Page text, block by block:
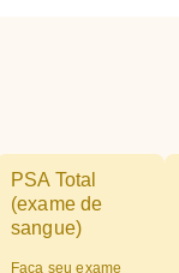
PSA Total
(exame de
sangue)
Faça seu exame